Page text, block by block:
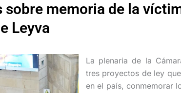
memoria de la
Leyva
La plenaria de la
tres proyectos de ley
en el país, conmemorar